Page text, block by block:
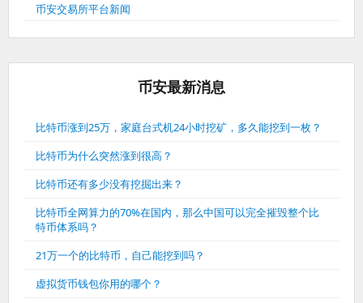
币安交易所平台新闻
币安最新消息
比特币涨到25万，家庭台式机24小时挖矿，多久能挖到一枚？
比特币为什么突然涨到很高？
比特币还有多少没有挖掘出来？
比特币全网算力的70%在国内，那么中国可以完全摧毁整个比
特币体系吗？
21万一个的比特币，自己能挖到吗？
虚拟货币钱包你用的哪个？